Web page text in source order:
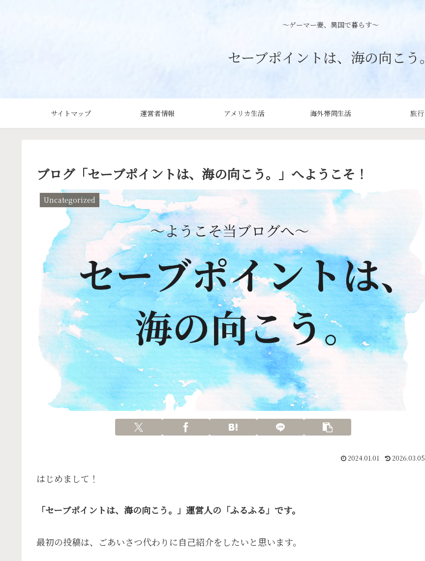
〜ゲーマー妻、異国で暮らす〜
セーブポイントは、海の向こう。
サイトマップ 運営者情報 アメリカ生活 海外帯同生活 旅行
ブログ「セーブポイントは、海の向こう。」へようこそ！
Uncategorized
2024.01.01 2026.03.05
はじめまして！
「セーブポイントは、海の向こう。」運営人の「ふるふる」です。
最初の投稿は、ごあいさつ代わりに自己紹介をしたいと思います。